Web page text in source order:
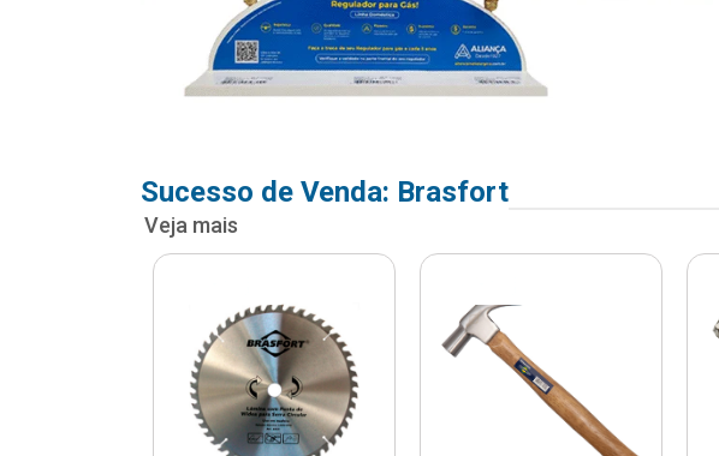
Sucesso de Venda: Brasfort
Veja mais